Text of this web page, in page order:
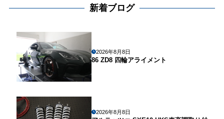
新着ブログ
2026年8月8日
86 ZD8 四輪アライメント
2026年8月8日